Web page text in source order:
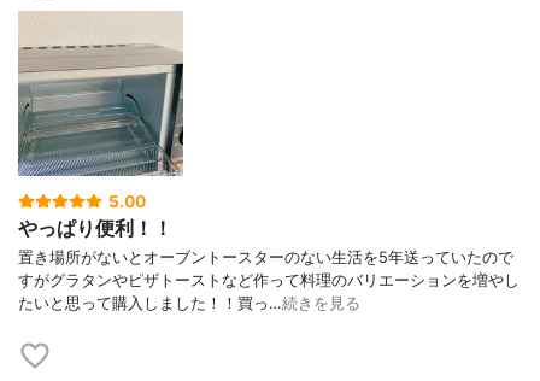
5.00
やっぱり便利！！
置き場所がないとオーブントースターのない生活を5年送っていたので
すがグラタンやピザトーストなど作って料理のバリエーションを増やし
たいと思って購入しました！！買っ…続きを見る